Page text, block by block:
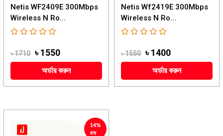
Netis WF2409E 300Mbps
Wireless N Ro...
৳ 1710 ৳ 1550
অর্ডার করুন
Netis Wf2419E 300Mbps
Wireless N Ro...
৳ 1550 ৳ 1400
অর্ডার করুন
14%
ছাড়